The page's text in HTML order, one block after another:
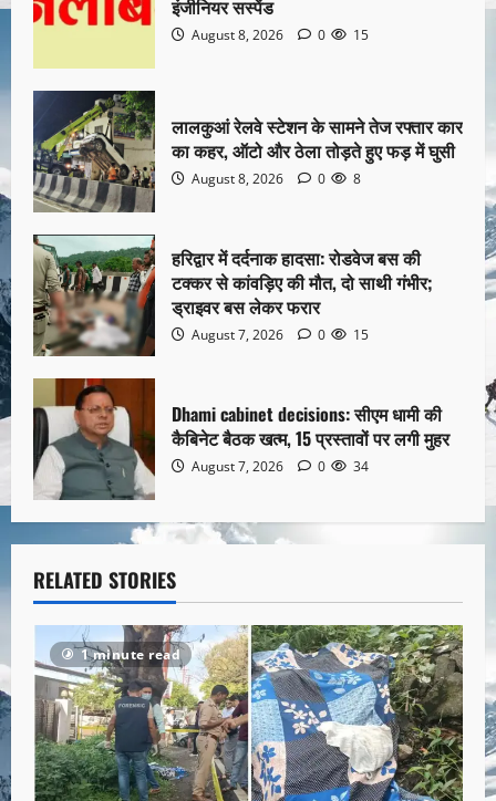
इंजीनियर सस्पेंड
August 8, 2026 0 15
लालकुआं रेलवे स्टेशन के सामने तेज रफ्तार कार
का कहर, ऑटो और ठेला तोड़ते हुए फड़ में घुसी
August 8, 2026 0 8
हरिद्वार में दर्दनाक हादसा: रोडवेज बस की
टक्कर से कांवड़िए की मौत, दो साथी गंभीर;
ड्राइवर बस लेकर फरार
August 7, 2026 0 15
Dhami cabinet decisions: सीएम धामी की
कैबिनेट बैठक खत्म, 15 प्रस्तावों पर लगी मुहर
August 7, 2026 0 34
RELATED STORIES
1 minute read